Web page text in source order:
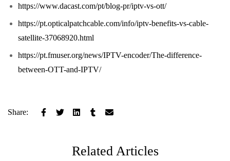
https://www.dacast.com/pt/blog-pr/iptv-vs-ott/
https://pt.opticalpatchcable.com/info/iptv-benefits-vs-cable-
satellite-37068920.html
https://pt.fmuser.org/news/IPTV-encoder/The-difference-
between-OTT-and-IPTV/
Share:
Related Articles